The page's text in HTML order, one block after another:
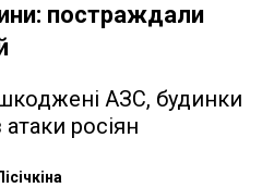
постраждали
АЗС, будинки
росіян